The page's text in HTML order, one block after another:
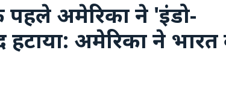
पहले अमेरिका ने 'इंडो-
अमेरिका ने